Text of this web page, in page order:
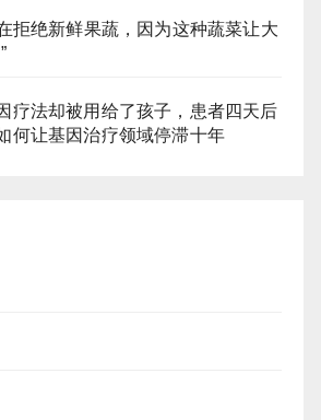
拒绝新鲜果蔬，因为这种蔬菜让大
疗法却被用给了孩子，患者四天后
何让基因治疗领域停滞十年